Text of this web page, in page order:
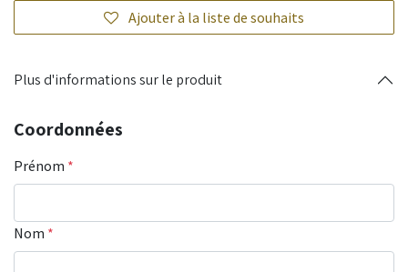
Ajouter à la liste de souhaits
Plus d'informations sur le produit
Coordonnées
Prénom *
Nom *